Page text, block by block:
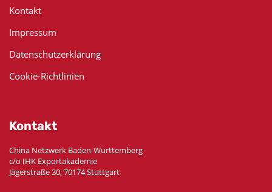
Kontakt
Impressum
Datenschutzerklärung
Cookie-Richtlinien
Kontakt
China Netzwerk Baden-Württemberg
c/o IHK Exportakademie
Jägerstraße 30, 70174 Stuttgart